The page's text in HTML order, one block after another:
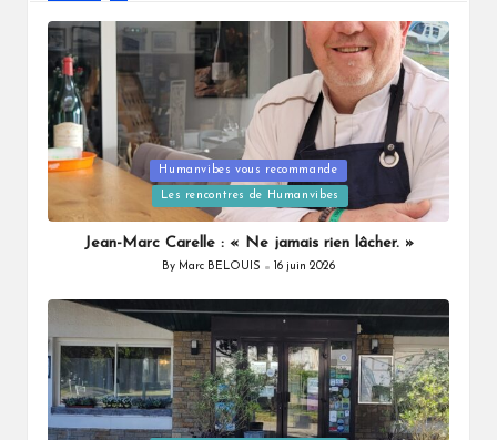
Posted
Humanvibes vous recommande
Les rencontres de Humanvibes
Jean-Marc Carelle : « Ne jamais rien lâcher. »
Posted
By Marc BELOUIS 16 juin 2026